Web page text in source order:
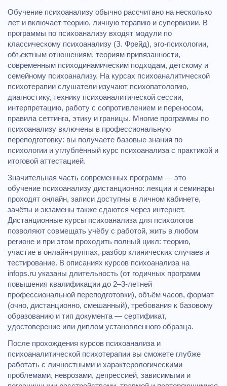
Обучение психоанализу обычно рассчитано на несколько
лет и включает теорию, личную терапию и супервизии. В
программы по психоанализу входят модули по
классическому психоанализу (З. Фрейд), эго‑психологии,
объектным отношениям, теориям привязанности,
современным психодинамическим подходам, детскому и
семейному психоанализу. На курсах психоаналитической
психотерапии слушатели изучают психопатологию,
диагностику, технику психоаналитической сессии,
интерпретацию, работу с сопротивлением и переносом,
правила сеттинга, этику и границы. Многие программы по
психоанализу включены в профессиональную
переподготовку: вы получаете базовые знания по
психологии и углублённый курс психоанализа с практикой и
итоговой аттестацией.
Значительная часть современных программ — это
обучение психоанализу дистанционно: лекции и семинары
проходят онлайн, записи доступны в личном кабинете,
зачёты и экзамены также сдаются через интернет.
Дистанционные курсы психоанализа для психологов
позволяют совмещать учёбу с работой, жить в любом
регионе и при этом проходить полный цикл: теорию,
участие в онлайн‑группах, разбор клинических случаев и
тестирование. В описаниях курсов психоанализа на
infops.ru указаны длительность (от годичных программ
повышения квалификации до 2–3‑летней
профессиональной переподготовки), объём часов, формат
(очно, дистанционно, смешанный), требования к базовому
образованию и тип документа — сертификат,
удостоверение или диплом установленного образца.
После прохождения курсов психоанализа и
психоаналитической психотерапии вы сможете глубже
работать с личностными и характерологическими
проблемами, неврозами, депрессией, зависимыми и